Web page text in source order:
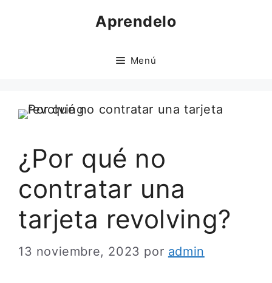
Aprendelo
Menú
¿Por qué no
contratar una
tarjeta revolving?
13 noviembre, 2023 por admin